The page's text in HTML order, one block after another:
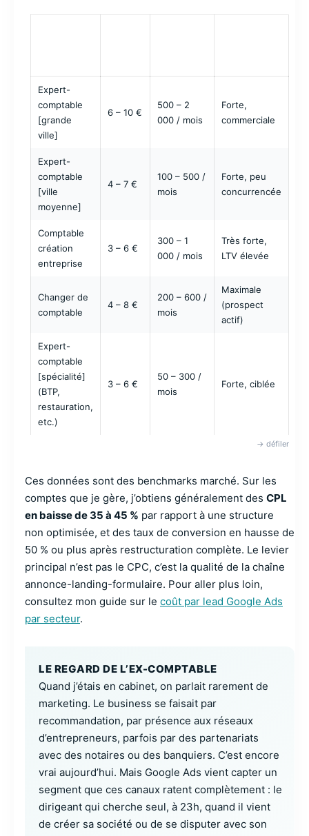
Expert-
comptable
[grande
ville]
6 – 10 €
500 – 2
000 / mois
Forte,
commerciale
Expert-
comptable
[ville
moyenne]
4 – 7 €
100 – 500 /
mois
Forte, peu
concurrencée
Comptable
création
entreprise
3 – 6 €
300 – 1
000 / mois
Très forte,
LTV élevée
Changer de
comptable
4 – 8 €
200 – 600 /
mois
Maximale
(prospect
actif)
Expert-
comptable
[spécialité]
(BTP,
restauration,
etc.)
3 – 6 €
50 – 300 /
mois
Forte, ciblée
Ces données sont des benchmarks marché. Sur les
comptes que je gère, j’obtiens généralement des CPL
en baisse de 35 à 45 % par rapport à une structure
non optimisée, et des taux de conversion en hausse de
50 % ou plus après restructuration complète. Le levier
principal n’est pas le CPC, c’est la qualité de la chaîne
annonce-landing-formulaire. Pour aller plus loin,
consultez mon guide sur le coût par lead Google Ads
par secteur.
LE REGARD DE L’EX-COMPTABLE
Quand j’étais en cabinet, on parlait rarement de
marketing. Le business se faisait par
recommandation, par présence aux réseaux
d’entrepreneurs, parfois par des partenariats
avec des notaires ou des banquiers. C’est encore
vrai aujourd’hui. Mais Google Ads vient capter un
segment que ces canaux ratent complètement : le
dirigeant qui cherche seul, à 23h, quand il vient
de créer sa société ou de se disputer avec son